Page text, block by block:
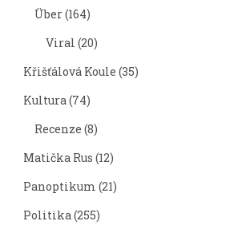
Über(164)
Viral (20)
Křišťálová Koule (35)
Kultura (74)
Recenze (8)
Matička Rus (12)
Panoptikum (21)
Politika (255)